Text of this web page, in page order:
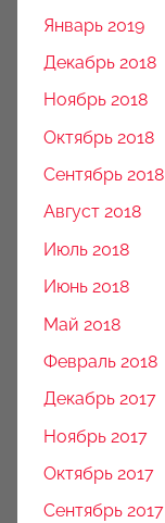
Январь 2019
Декабрь 2018
Ноябрь 2018
Октябрь 2018
Сентябрь 2018
Август 2018
Июль 2018
Июнь 2018
Май 2018
Февраль 2018
Декабрь 2017
Ноябрь 2017
Октябрь 2017
Сентябрь 2017